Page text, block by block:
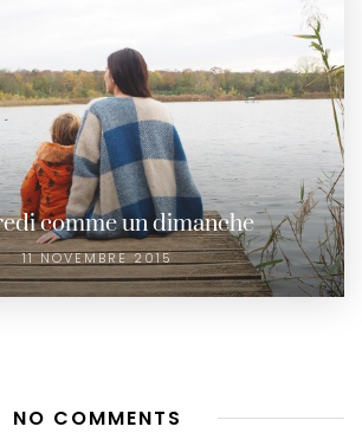
comme un dimanche
11 NOVEMBRE 2015
NO COMMENTS